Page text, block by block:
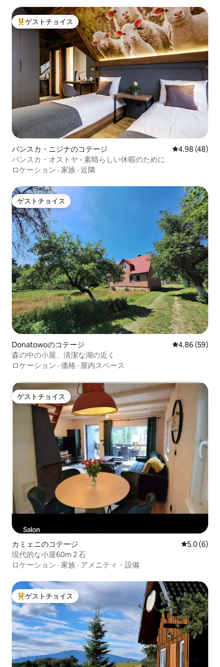
大好評のゲストチョイスです。
ゲストチョイス
バンスカ・ニジナのコテージ レビュー48
4.98 (48)
バンスカ・オストヤ - 素晴らしい休暇のために
ロケーション · 家族 · 近隣
ゲストチョイス
ゲストチョイス
Donatowoのコテージ レビュー59
4.86 (59)
森の中の小屋、清潔な湖の近く
ロケーション · 価格 · 屋内スペース
ゲストチョイス
ゲストチョイス
カミェニのコテージ レビュー6
5.0 (6)
現代的な小屋60m 2 石
ロケーション · 家族 · アメニティ・設備
大好評のゲストチョイスです。
ゲストチョイス